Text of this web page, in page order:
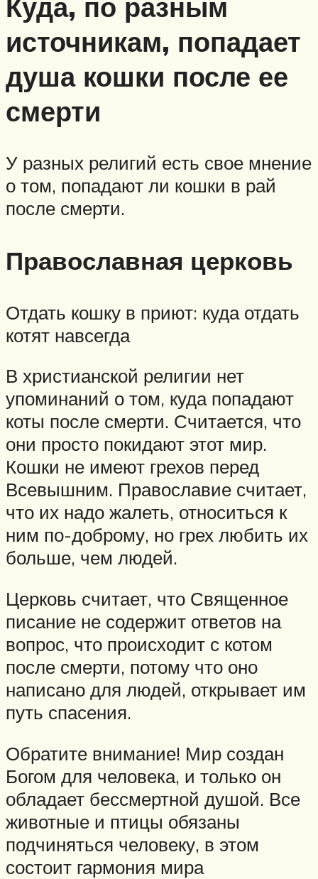
Куда, по разным
источникам, попадает
душа кошки после ее
смерти
У разных религий есть свое мнение
о том, попадают ли кошки в рай
после смерти.
Православная церковь
Отдать кошку в приют: куда отдать
котят навсегда
В христианской религии нет
упоминаний о том, куда попадают
коты после смерти. Считается, что
они просто покидают этот мир.
Кошки не имеют грехов перед
Всевышним. Православие считает,
что их надо жалеть, относиться к
ним по-доброму, но грех любить их
больше, чем людей.
Церковь считает, что Священное
писание не содержит ответов на
вопрос, что происходит с котом
после смерти, потому что оно
написано для людей, открывает им
путь спасения.
Обратите внимание! Мир создан
Богом для человека, и только он
обладает бессмертной душой. Все
животные и птицы обязаны
подчиняться человеку, в этом
состоит гармония мира